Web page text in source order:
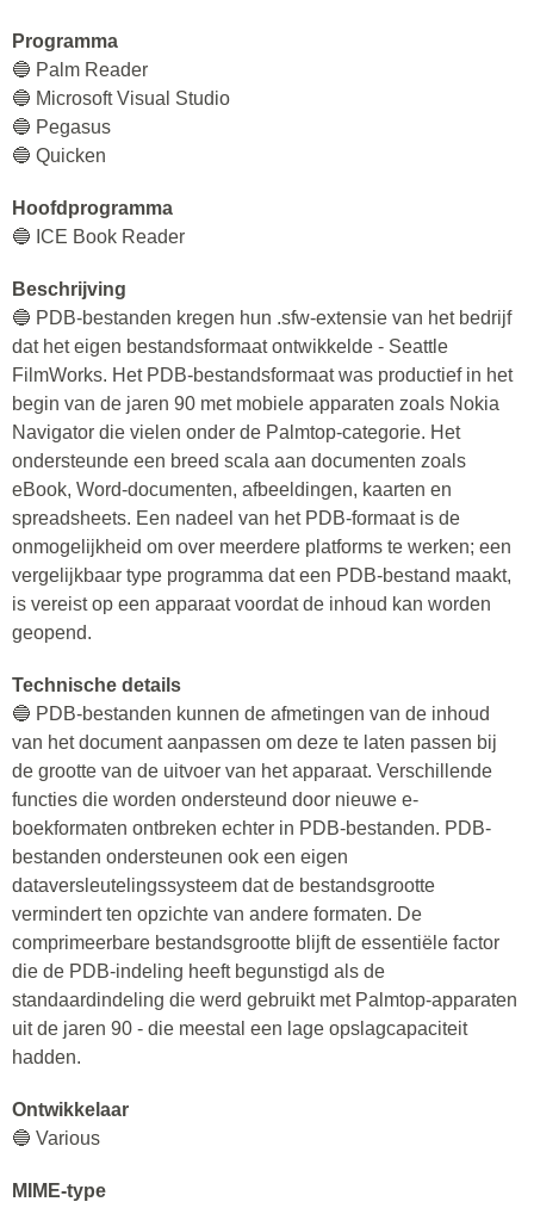
Programma
🔵 Palm Reader
🔵 Microsoft Visual Studio
🔵 Pegasus
🔵 Quicken
Hoofdprogramma
🔵 ICE Book Reader
Beschrijving
🔵 PDB-bestanden kregen hun .sfw-extensie van het bedrijf
dat het eigen bestandsformaat ontwikkelde - Seattle
FilmWorks. Het PDB-bestandsformaat was productief in het
begin van de jaren 90 met mobiele apparaten zoals Nokia
Navigator die vielen onder de Palmtop-categorie. Het
ondersteunde een breed scala aan documenten zoals
eBook, Word-documenten, afbeeldingen, kaarten en
spreadsheets. Een nadeel van het PDB-formaat is de
onmogelijkheid om over meerdere platforms te werken; een
vergelijkbaar type programma dat een PDB-bestand maakt,
is vereist op een apparaat voordat de inhoud kan worden
geopend.
Technische details
🔵 PDB-bestanden kunnen de afmetingen van de inhoud
van het document aanpassen om deze te laten passen bij
de grootte van de uitvoer van het apparaat. Verschillende
functies die worden ondersteund door nieuwe e-
boekformaten ontbreken echter in PDB-bestanden. PDB-
bestanden ondersteunen ook een eigen
dataversleutelingssysteem dat de bestandsgrootte
vermindert ten opzichte van andere formaten. De
comprimeerbare bestandsgrootte blijft de essentiële factor
die de PDB-indeling heeft begunstigd als de
standaardindeling die werd gebruikt met Palmtop-apparaten
uit de jaren 90 - die meestal een lage opslagcapaciteit
hadden.
Ontwikkelaar
🔵 Various
MIME-type